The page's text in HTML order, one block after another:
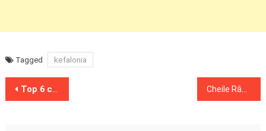
Tagged kefalonia
Post
Top 6 cele mai importante atracții din judetul Brașov Cheile Râșnoavei, Rasnov